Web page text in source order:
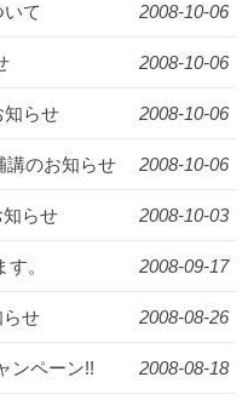
て 2008-10-06
2008-10-06
知らせ 2008-10-06
講のお知らせ 2008-10-06
らせ 2008-10-03
。 2008-09-17
せ 2008-08-26
ンペーン!! 2008-08-18